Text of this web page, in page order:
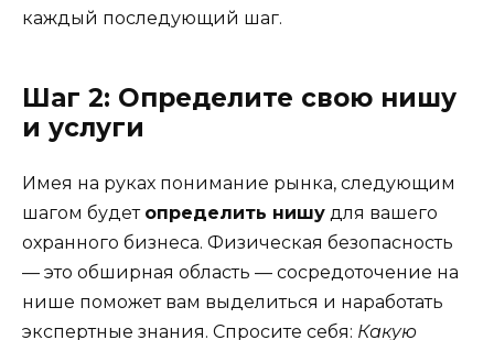
каждый последующий шаг.
Шаг 2: Определите свою нишу
и услуги
Имея на руках понимание рынка, следующим
шагом будет определить нишу для вашего
охранного бизнеса. Физическая безопасность
— это обширная область — сосредоточение на
нише поможет вам выделиться и наработать
экспертные знания. Спросите себя: Какую